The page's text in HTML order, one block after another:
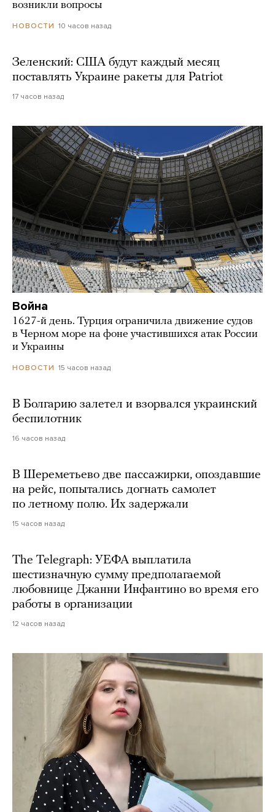
возникли вопросы
НОВОСТИ 10 часов назад
Зеленский: США будут каждый месяц
поставлять Украине ракеты для Patriot
17 часов назад
Война
1627-й день. Турция ограничила движение судов
в Черном море на фоне участившихся атак России
и Украины
НОВОСТИ 15 часов назад
В Болгарию залетел и взорвался украинский
беспилотник
16 часов назад
В Шереметьево две пассажирки, опоздавшие
на рейс, попытались догнать самолет
по летному полю. Их задержали
15 часов назад
The Telegraph: УЕФА выплатила
шестизначную сумму предполагаемой
любовнице Джанни Инфантино во время его
работы в организации
12 часов назад